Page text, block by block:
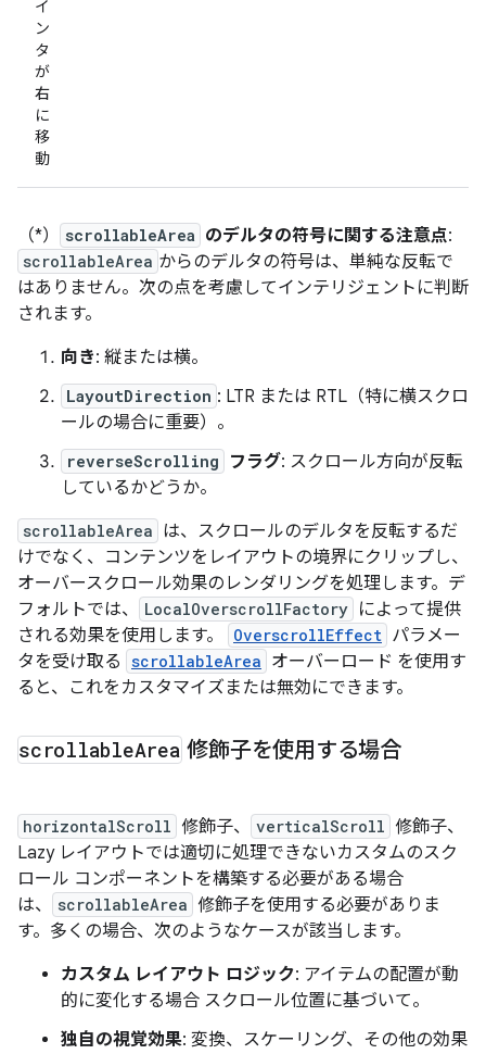
イ
ン
タ
が
右
に
移
動
（*） scrollableArea のデルタの符号に関する注意点:
scrollableArea からのデルタの符号は、単純な反転で
はありません。次の点を考慮してインテリジェントに判断
されます。
向き: 縦または横。
LayoutDirection : LTR または RTL（特に横スクロ
ールの場合に重要）。
reverseScrolling フラグ: スクロール方向が反転
しているかどうか。
scrollableArea は、スクロールのデルタを反転するだ
けでなく、コンテンツをレイアウトの境界にクリップし、
オーバースクロール効果のレンダリングを処理します。デ
フォルトでは、
LocalOverscrollFactory によって提供
される効果を使用します。
OverscrollEffect パラメー
タを受け取る scrollableArea オーバーロード を使用す
ると、これをカスタマイズまたは無効にできます。
scrollableArea 修飾子を使用する場合
horizontalScroll 修飾子、 verticalScroll 修飾子、
Lazy レイアウトでは適切に処理できないカスタムのスク
ロール コンポーネントを構築する必要がある場合
は、
scrollableArea 修飾子を使用する必要がありま
す。多くの場合、次のようなケースが該当します。
カスタム レイアウト ロジック: アイテムの配置が動
的に変化する場合 スクロール位置に基づいて。
独自の視覚効果: 変換、スケーリング、その他の効果